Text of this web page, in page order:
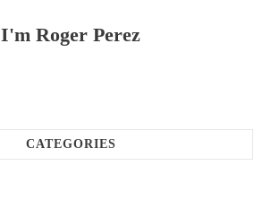
I'm Roger Perez
CATEGORIES